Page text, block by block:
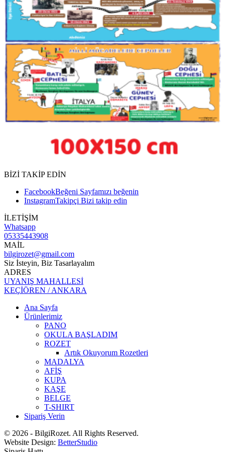
BİZİ TAKİP EDİN
FacebookBeğeni Sayfamızı beğenin
InstagramTakipçi Bizi takip edin
İLETİŞİM
Whatsapp
05335443908
MAİL
bilgirozet@gmail.com
Siz İsteyin, Biz Tasarlayalım
ADRES
UYANIŞ MAHALLESİ
KEÇİÖREN / ANKARA
Ana Sayfa
Ürünlerimiz
PANO
OKULA BAŞLADIM
ROZET
Artık Okuyorum Rozetleri
MADALYA
AFİŞ
KUPA
KAŞE
BELGE
T-SHIRT
Sipariş Verin
© 2026 - BilgiRozet. All Rights Reserved.
Website Design: BetterStudio